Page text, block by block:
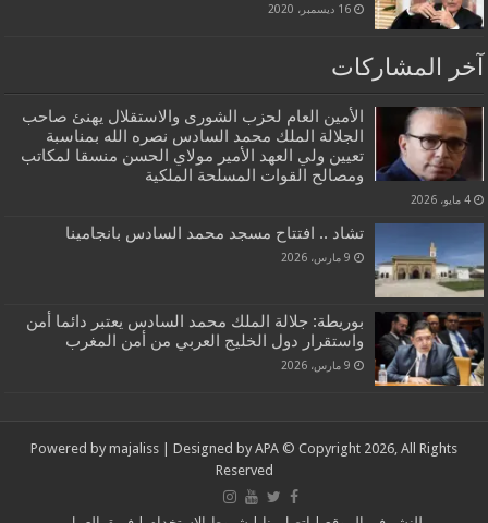
16 ديسمبر، 2020
آخر المشاركات
الأمين العام لحزب الشورى والاستقلال يهنئ صاحب
الجلالة الملك محمد السادس نصره الله بمناسبة
تعيين ولي العهد الأمير مولاي الحسن منسقا لمكاتب
ومصالح القوات المسلحة الملكية
4 مايو، 2026
تشاد .. افتتاح مسجد محمد السادس بانجامينا
9 مارس، 2026
بوريطة: جلالة الملك محمد السادس يعتبر دائما أمن
واستقرار دول الخليج العربي من أمن المغرب
9 مارس، 2026
Powered by majaliss | Designed by APA © Copyright 2026, All Rights
Reserved